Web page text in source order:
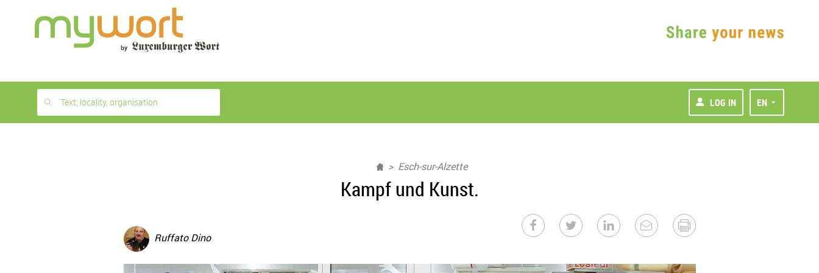
month
free
Text, locality, organisation LOG IN EN
Esch-sur-Alzette
Kampf und Kunst.
Ruffato Dino